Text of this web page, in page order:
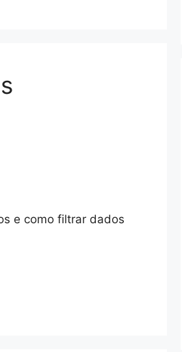
e como filtrar dados